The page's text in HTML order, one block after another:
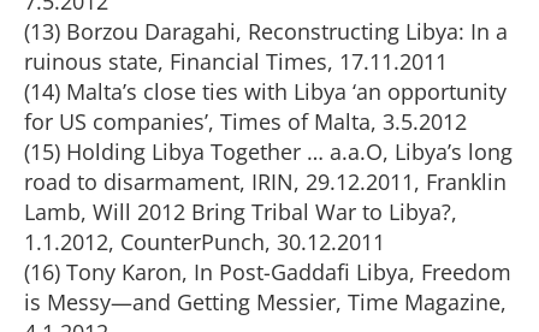
(13) Borzou Daragahi, Reconstructing Libya: In a
ruinous state, Financial Times, 17.11.2011
(14) Malta’s close ties with Libya ‘an opportunity
for US companies’, Times of Malta, 3.5.2012
(15) Holding Libya Together … a.a.O, Libya’s long
road to disarmament, IRIN, 29.12.2011, Franklin
Lamb, Will 2012 Bring Tribal War to Libya?,
1.1.2012, CounterPunch, 30.12.2011
(16) Tony Karon, In Post-Gaddafi Libya, Freedom
is Messy—and Getting Messier, Time Magazine,